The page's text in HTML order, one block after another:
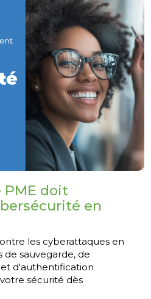
doit
en
les cyberattaques en
sauvegarde, de
d'authentification
sécurité dès